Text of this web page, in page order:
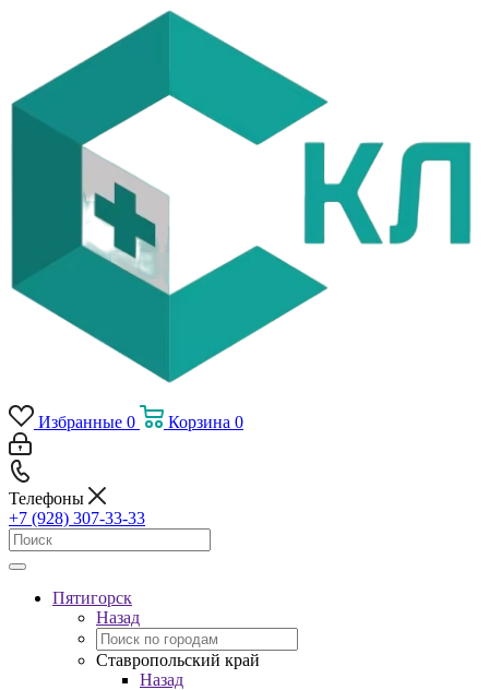
Избранные 0 Корзина 0
Телефоны
+7 (928) 307-33-33
Пятигорск
Назад
Ставропольский край
Назад